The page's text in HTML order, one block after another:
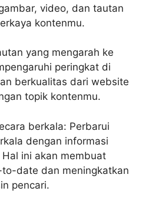
video, dan tautan
kontenmu.
yang mengarah ke
peringkat di
berkualitas dari website
topik kontenmu.
berkala: Perbarui
dengan informasi
ini akan membuat
date dan meningkatkan
pencari.